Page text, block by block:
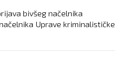
bivšeg načelnika
Uprave kriminalističke